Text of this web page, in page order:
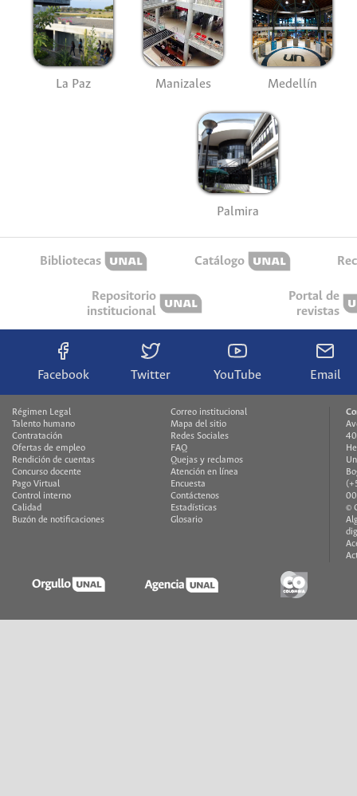
La Paz Manizales Medellín
Palmira
Bibliotecas Catálogo
Repositorio
institucional
Portal de
revistas
Facebook Twitter YouTube Email
Régimen Legal
Talento humano
Contratación
Ofertas de empleo
Rendición de cuentas
Concurso docente
Pago Virtual
Control interno
Calidad
Buzón de notificaciones
Correo institucional
Mapa del sitio
Redes Sociales
FAQ
Quejas y reclamos
Atención en línea
Encuesta
Contáctenos
Estadísticas
Glosario
©